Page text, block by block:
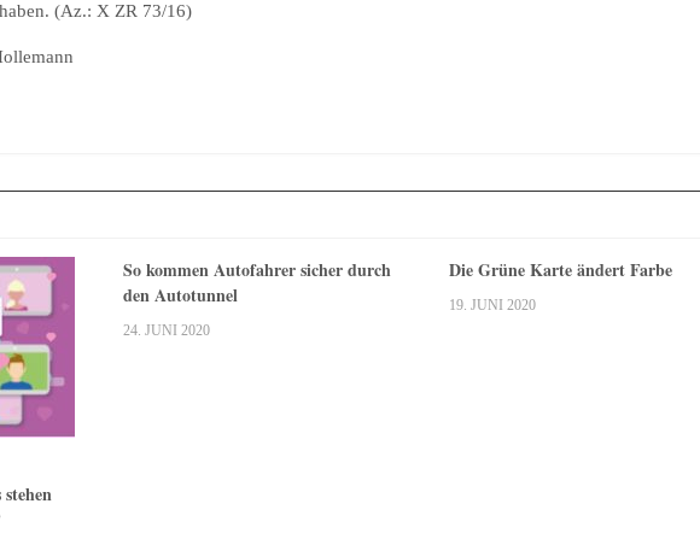
(Az.: X ZR 73/16)
So kommen Autofahrer sicher durch
den Autotunnel
24. JUNI 2020
Die Grüne Karte ändert Farbe
19. JUNI 2020